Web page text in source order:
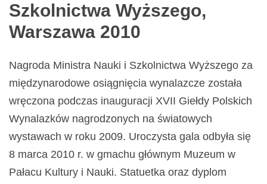
Szkolnictwa Wyższego,
Warszawa 2010
Nagroda Ministra Nauki i Szkolnictwa Wyższego za
międzynarodowe osiągnięcia wynalazcze została
wręczona podczas inauguracji XVII Giełdy Polskich
Wynalazków nagrodzonych na światowych
wystawach w roku 2009. Uroczysta gala odbyła się
8 marca 2010 r. w gmachu głównym Muzeum w
Pałacu Kultury i Nauki. Statuetka oraz dyplom